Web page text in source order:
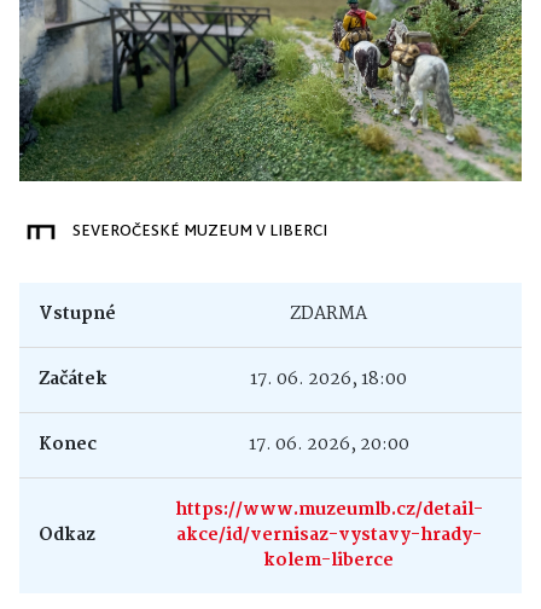
SEVEROČESKÉ MUZEUM V LIBERCI
Vstupné ZDARMA
Začátek 17. 06. 2026, 18:00
Konec 17. 06. 2026, 20:00
Odkaz
https://www.muzeumlb.cz/detail-
akce/id/vernisaz-vystavy-hrady-
kolem-liberce